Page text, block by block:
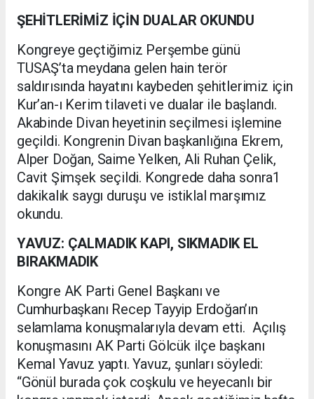
ŞEHİTLERİMİZ İÇİN DUALAR OKUNDU
Kongreye geçtiğimiz Perşembe günü
TUSAŞ’ta meydana gelen hain terör
saldırısında hayatını kaybeden şehitlerimiz için
Kur’an-ı Kerim tilaveti ve dualar ile başlandı.
Akabinde Divan heyetinin seçilmesi işlemine
geçildi. Kongrenin Divan başkanlığına Ekrem,
Alper Doğan, Saime Yelken, Ali Ruhan Çelik,
Cavit Şimşek seçildi. Kongrede daha sonra1
dakikalık saygı duruşu ve istiklal marşımız
okundu.
YAVUZ: ÇALMADIK KAPI, SIKMADIK EL
BIRAKMADIK
Kongre AK Parti Genel Başkanı ve
Cumhurbaşkanı Recep Tayyip Erdoğan’ın
selamlama konuşmalarıyla devam etti. Açılış
konuşmasını AK Parti Gölcük ilçe başkanı
Kemal Yavuz yaptı. Yavuz, şunları söyledi:
“Gönül burada çok coşkulu ve heyecanlı bir